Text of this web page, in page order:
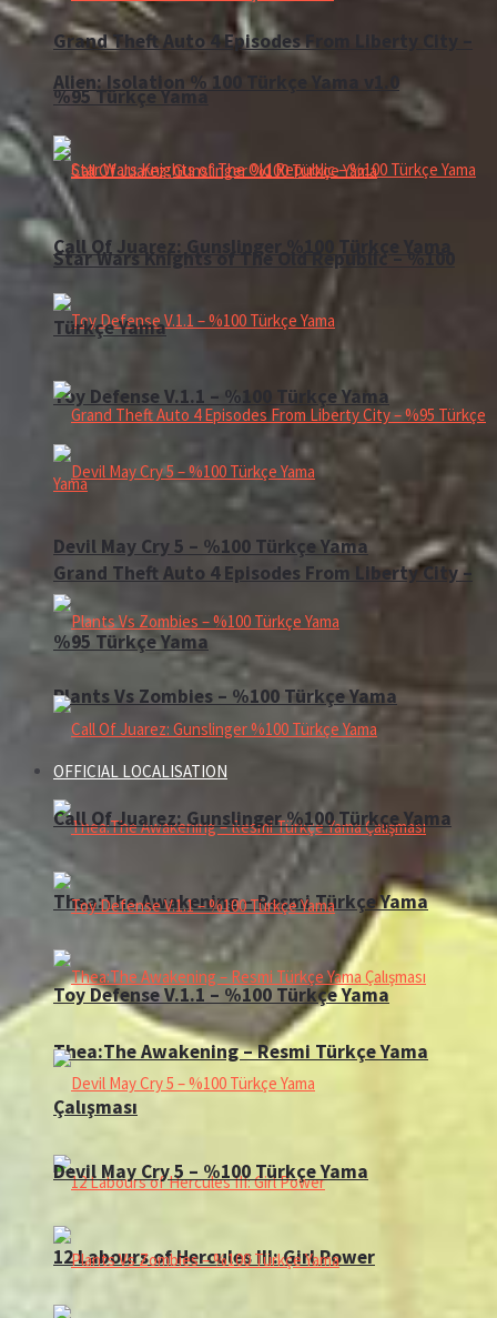
Grand Theft Auto 4 Episodes From Liberty City –
%95 Türkçe Yama
Call Of Juarez: Gunslinger %100 Türkçe Yama
Toy Defense V.1.1 – %100 Türkçe Yama
Devil May Cry 5 – %100 Türkçe Yama
Plants Vs Zombies – %100 Türkçe Yama
OFFICIAL LOCALISATION
Thea:The Awakening – Resmi Türkçe Yama
Thea:The Awakening – Resmi Türkçe Yama
Çalışması
12 Labours of Hercules III: Girl Power
Alien: Isolation % 100 Türkçe Yama v1.0
Star Wars Knights of The Old Republic – %100
Türkçe Yama
Grand Theft Auto 4 Episodes From Liberty City –
%95 Türkçe Yama
Call Of Juarez: Gunslinger %100 Türkçe Yama
Toy Defense V.1.1 – %100 Türkçe Yama
Devil May Cry 5 – %100 Türkçe Yama